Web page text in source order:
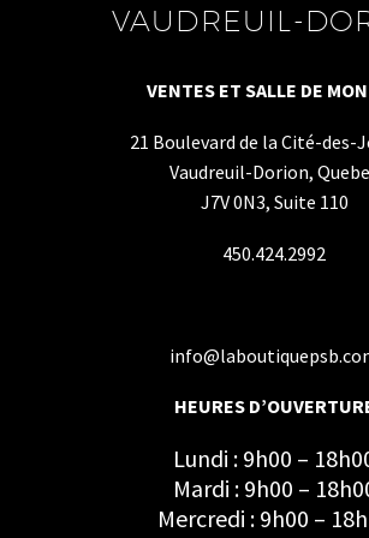
VAUDREUIL-
VENTES ET SALLE DE
21 Boulevard de la Cité-des-
Vaudreuil-Dorion,
J7V 0N3, Suite 110
450.424.2992
HEURES
Lundi : 9h00 –
Mardi : 9h00 –
Mercredi : 9h00 –